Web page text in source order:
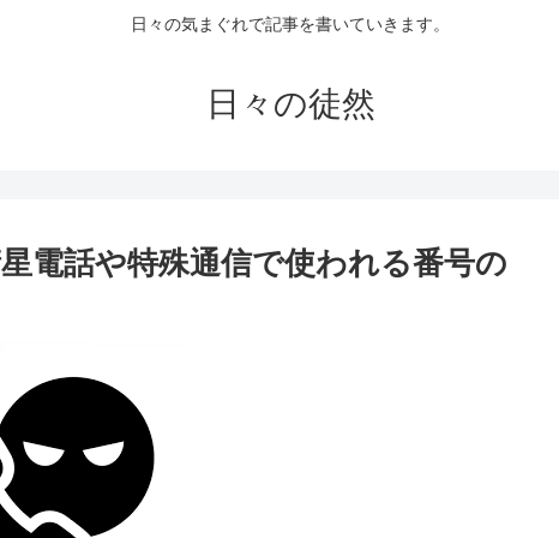
日々の気まぐれで記事を書いていきます。
日々の徒然
電話や特殊通信で使われる番号の